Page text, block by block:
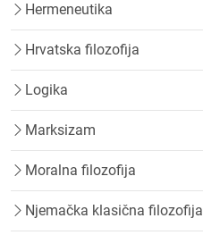
Hermeneutika
Hrvatska filozofija
Logika
Marksizam
Moralna filozofija
Njemačka klasična filozofija